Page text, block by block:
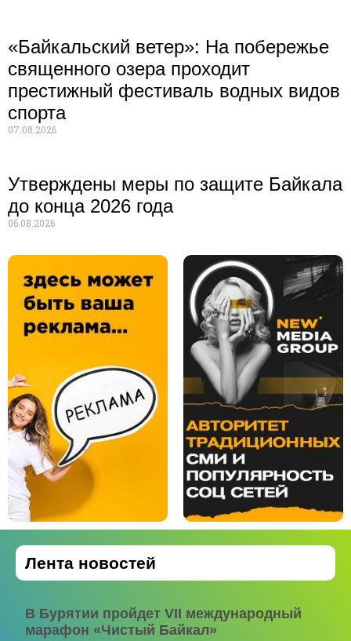
«Байкальский ветер»: На побережье
священного озера проходит
престижный фестиваль водных видов
спорта
07.08.2026
Утверждены меры по защите Байкала
до конца 2026 года
06.08.2026
Лента новостей
В Бурятии пройдет VII международный
марафон «Чистый Байкал»